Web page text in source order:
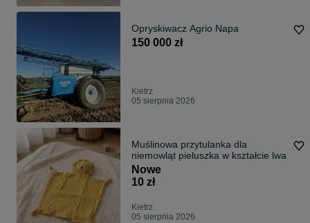
Opryskiwacz Agrio Napa
150 000 zł
Kietrz
05 sierpnia 2026
Muślinowa przytulanka dla
niemowląt pieluszka w kształcie lwa
Nowe
10 zł
Kietrz
05 sierpnia 2026